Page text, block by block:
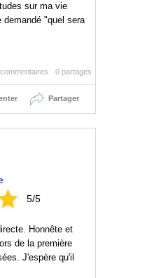
sur ma vie
"quel sera
0 partages
Partager
5/5
Honnête et
de la première
J'espère qu'il